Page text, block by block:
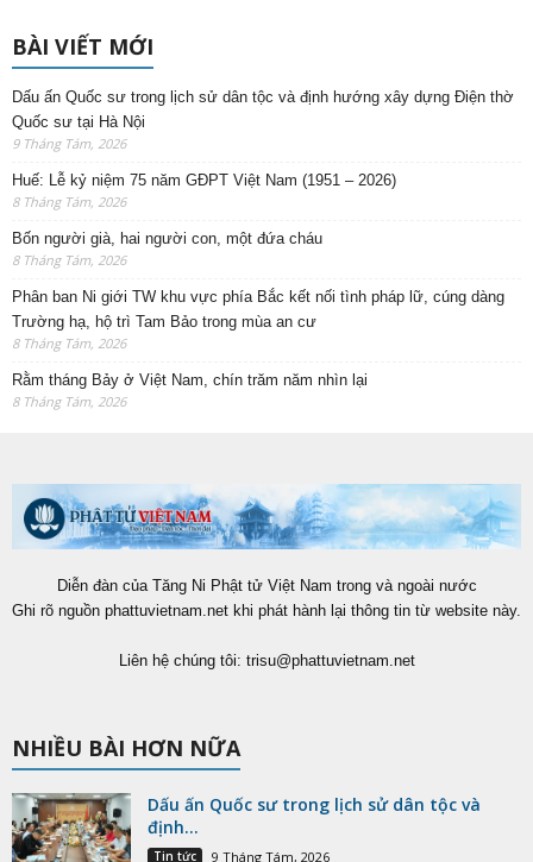
BÀI VIẾT MỚI
Dấu ấn Quốc sư trong lịch sử dân tộc và định hướng xây dựng Điện thờ
Quốc sư tại Hà Nội
9 Tháng Tám, 2026
Huế: Lễ kỷ niệm 75 năm GĐPT Việt Nam (1951 – 2026)
8 Tháng Tám, 2026
Bốn người già, hai người con, một đứa cháu
8 Tháng Tám, 2026
Phân ban Ni giới TW khu vực phía Bắc kết nối tình pháp lữ, cúng dàng
Trường hạ, hộ trì Tam Bảo trong mùa an cư
8 Tháng Tám, 2026
Rằm tháng Bảy ở Việt Nam, chín trăm năm nhìn lại
8 Tháng Tám, 2026
Diễn đàn của Tăng Ni Phật tử Việt Nam trong và ngoài nước
Ghi rõ nguồn phattuvietnam.net khi phát hành lại thông tin từ website này.
Liên hệ chúng tôi: trisu@phattuvietnam.net
NHIỀU BÀI HƠN NỮA
Dấu ấn Quốc sư trong lịch sử dân tộc và
định...
Tin tức 9 Tháng Tám, 2026